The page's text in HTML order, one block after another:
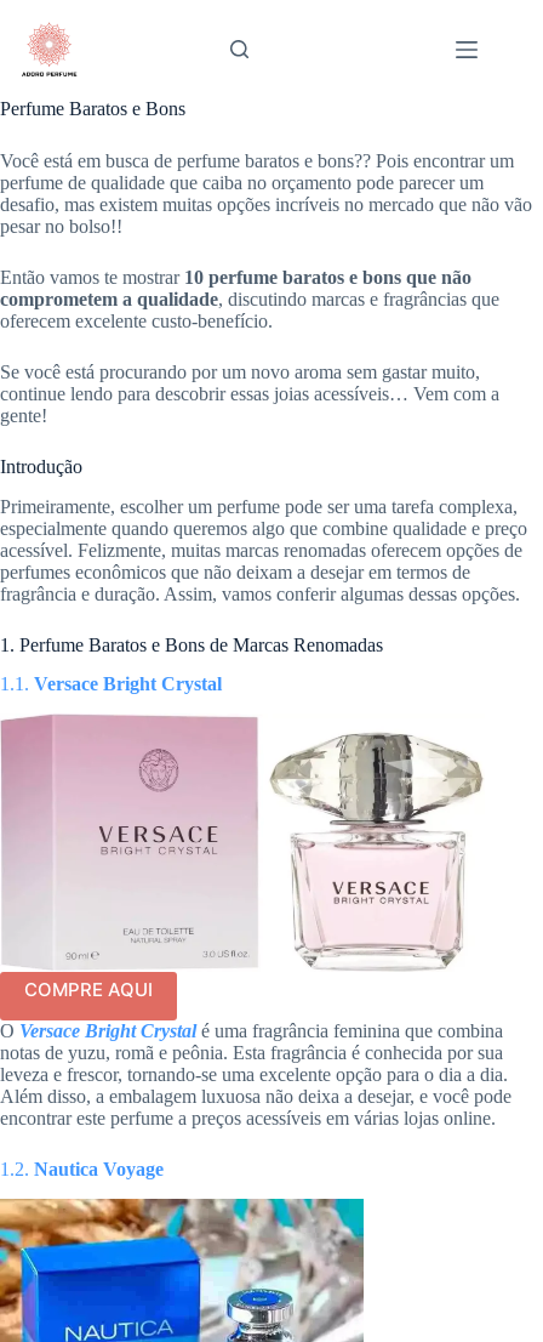
para
conteúdo
Perfume Baratos e Bons
Você está em busca de perfume baratos e bons?? Pois encontrar um
perfume de qualidade que caiba no orçamento pode parecer um
desafio, mas existem muitas opções incríveis no mercado que não vão
pesar no bolso!!
Então vamos te mostrar 10 perfume baratos e bons que não
comprometem a qualidade, discutindo marcas e fragrâncias que
oferecem excelente custo-benefício.
Se você está procurando por um novo aroma sem gastar muito,
continue lendo para descobrir essas joias acessíveis… Vem com a
gente!
Introdução
Primeiramente, escolher um perfume pode ser uma tarefa complexa,
especialmente quando queremos algo que combine qualidade e preço
acessível. Felizmente, muitas marcas renomadas oferecem opções de
perfumes econômicos que não deixam a desejar em termos de
fragrância e duração. Assim, vamos conferir algumas dessas opções.
1. Perfume Baratos e Bons de Marcas Renomadas
1.1. Versace Bright Crystal
COMPRE AQUI
O Versace Bright Crystalé uma fragrância feminina que combina
notas de yuzu, romã e peônia. Esta fragrância é conhecida por sua
leveza e frescor, tornando-se uma excelente opção para o dia a dia.
Além disso, a embalagem luxuosa não deixa a desejar, e você pode
encontrar este perfume a preços acessíveis em várias lojas online.
1.2. Nautica Voyage